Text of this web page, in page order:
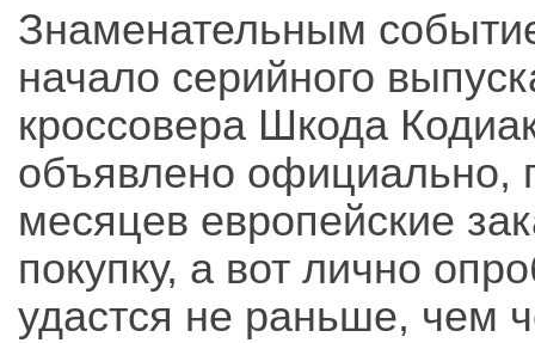
Знаменательным
начало серийного
кроссовера Шкода
объявлено официально,
месяцев европейские
покупку, а вот лично
удастся не раньше, чем